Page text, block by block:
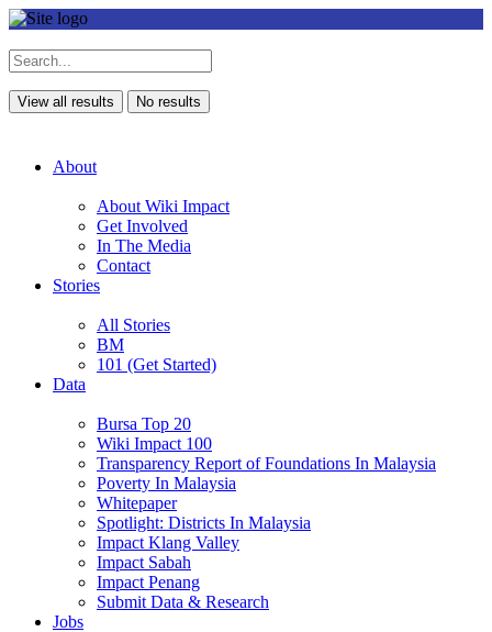
View all results No results
About
About Wiki Impact
Get Involved
In The Media
Contact
Stories
All Stories
BM
101 (Get Started)
Data
Bursa Top 20
Wiki Impact 100
Transparency Report of Foundations In Malaysia
Poverty In Malaysia
Whitepaper
Spotlight: Districts In Malaysia
Impact Klang Valley
Impact Sabah
Impact Penang
Submit Data & Research
Jobs